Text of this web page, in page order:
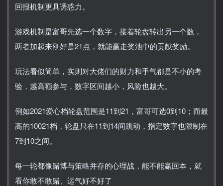
回报机制更具诱惑力。
游戏机制是富哥先选一个数字，接着轮盘转出另一个数，
两者加起来刚好是21点，就能赢走奖池中的贡献奖励。
玩法看似简单，实则对大佬们的财力和手气都是不小的考
验，越高额参与，数字区间越小，风险也越大。
例如2021爱心档轮盘范围是11到21，富哥可选0到10；而最
高的10021档，轮盘只在11到14间跳动，指定数字也限制在
7到10之间。
每一轮都像赌博与策略并存的心理战，能不能赢回本，就
看你敢不敢赌、运气好不好了